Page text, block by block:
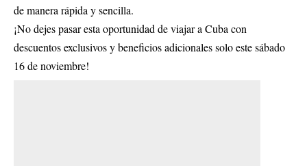
de manera rápida y sencilla.
¡No dejes pasar esta oportunidad de viajar a Cuba con
descuentos exclusivos y beneficios adicionales solo este sábado
16 de noviembre!